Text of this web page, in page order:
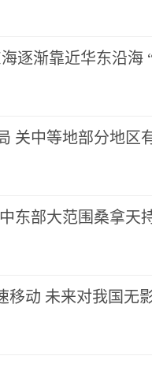
逐渐靠近华东沿海
关中等地部分地区
东部大范围桑拿天
移动 未来对我国无